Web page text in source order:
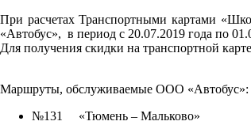
При расчетах Транспортными картами
«Автобус», в период с 20.07.2019 года по
Для получения скидки на транспортной
Маршруты, обслуживаемые ООО «Автобус»:
№131 «Тюмень – Мальково»